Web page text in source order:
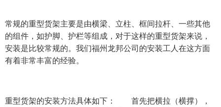
常规的重型货架主要是由横梁、立柱、框间拉杆、一些其他
的组件，如护脚、护栏等组成，对于这样的重型货架来说，
安装是比较常规的。我们福州龙邦公司的安装工人在这方面
有着非常丰富的经验。
重型货架的安装方法具体如下： 首先把横拉（横撑），